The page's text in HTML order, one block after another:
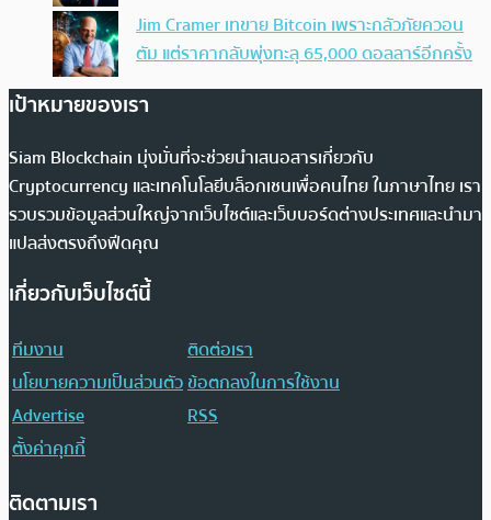
Jim Cramer เทขาย Bitcoin เพราะกลัวภัยควอน
ตัม แต่ราคากลับพุ่งทะลุ 65,000 ดอลลาร์อีกครั้ง
เป้าหมายของเรา
Siam Blockchain มุ่งมั่นที่จะช่วยนำเสนอสารเกี่ยวกับ
Cryptocurrency และเทคโนโลยีบล็อกเชนเพื่อคนไทย ในภาษาไทย เรา
รวบรวมข้อมูลส่วนใหญ่จากเว็บไซต์และเว็บบอร์ดต่างประเทศและนำมา
แปลส่งตรงถึงฟีดคุณ
เกี่ยวกับเว็บไซต์นี้
ทีมงาน
ติดต่อเรา
นโยบายความเป็นส่วนตัวข้อตกลงในการใช้งาน
Advertise
RSS
ตั้งค่าคุกกี้
ติดตามเรา